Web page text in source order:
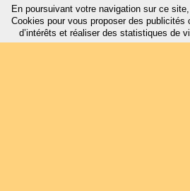
En poursuivant votre navigation sur ce
Cookies pour vous proposer des
d’intérêts et réaliser des statistiques de